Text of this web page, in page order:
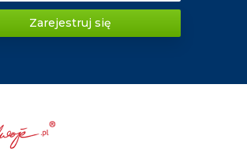
Zarejestruj się